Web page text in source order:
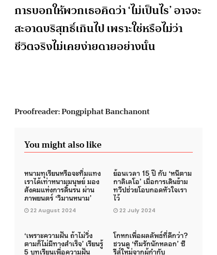
การบอกให้พวกเธอคิดว่า ‘ไม่เป็นไร’ อาจจะ
สะอาดบริสุทธิ์เกินไป เพราะใช่หรือไม่ว่า
ชีวิตจริงไม่เคยง่ายดายอย่างนั้น
Proofreader: Pongpiphat Banchanont
You might also like
หนามทุเรียนหรือจะทิ่มแทง
เราได้เท่าหนามมนุษย์ มอง
สังคมแห่งการดิ้นรน ผ่าน
ภาพยนตร์ ‘วิมานหนาม’
22 August 2024
ย้อนเวลา 15 ปี กับ ‘หนีตาม
กาลิเลโอ’ เมื่อการเดินข้าม
ทวีปช่วยโอบกอดหัวใจเรา
ไว้
22 July 2024
‘เพราะความฝัน ถ้าไม่วิ่ง
ตามก็ไม่มีทางสำเร็จ’ เรียนรู้
5 บทเรียนเพื่อความฝัน
โกหกเพื่อผลลัพธ์ที่ดีกว่า?
ชวนดู ‘ทีมรักนักหลอก’ ซี
รีส์ใหม่จากผู้กำกับ